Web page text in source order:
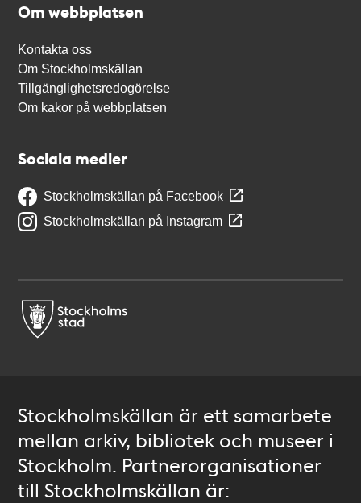
Om webbplatsen
Kontakta oss
Om Stockholmskällan
Tillgänglighetsredogörelse
Om kakor på webbplatsen
Sociala medier
Stockholmskällan på Facebook
Stockholmskällan på Instagram
Stockholmskällan är ett samarbete
mellan arkiv, bibliotek och museer i
Stockholm. Partnerorganisationer
till Stockholmskällan är: